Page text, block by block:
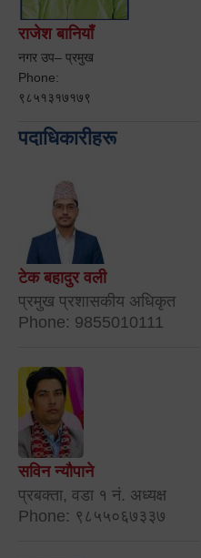
राजेश बानियाँ
नगर उप– प्रमुख
Phone:
९८५१३१७१७९
पदाधिकारीहरू
टेक बहादुर वली
प्रमुख प्रशासकीय अधिकृत
Phone: 9855010111
सविन न्यौपाने
प्रबक्ता, वडा १ नं. अध्यक्ष
Phone: ९८५५०६७३३७